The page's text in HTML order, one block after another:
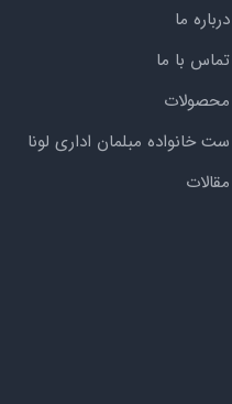
درباره ما
تماس با ما
محصولات
ست خانواده مبلمان اداری لونا
مقالات